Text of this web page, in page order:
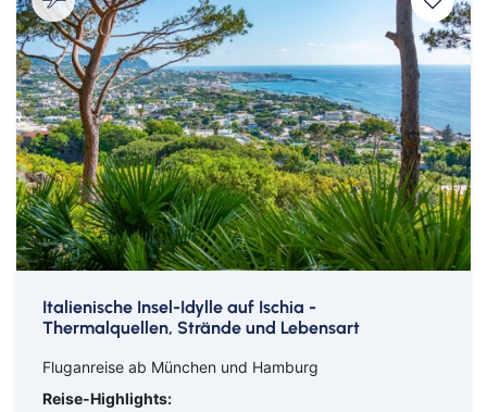
Italienische Insel-Idylle auf Ischia -
Thermalquellen, Strände und Lebensart
Fluganreise ab München und Hamburg
Reise-Highlights: